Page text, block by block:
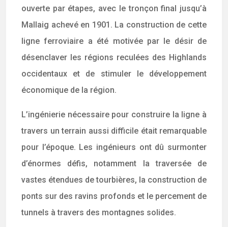
ouverte par étapes, avec le tronçon final jusqu’à
Mallaig achevé en 1901. La construction de cette
ligne ferroviaire a été motivée par le désir de
désenclaver les régions reculées des Highlands
occidentaux et de stimuler le développement
économique de la région.
L’ingénierie nécessaire pour construire la ligne à
travers un terrain aussi difficile était remarquable
pour l’époque. Les ingénieurs ont dû surmonter
d’énormes défis, notamment la traversée de
vastes étendues de tourbières, la construction de
ponts sur des ravins profonds et le percement de
tunnels à travers des montagnes solides.